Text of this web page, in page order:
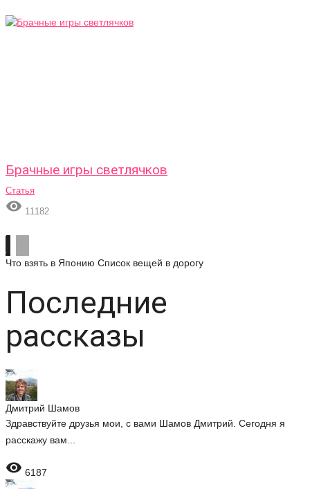
Брачные игры светлячков
Статья
 11182
Что взять в Японию Список вещей в дорогу
Последние
рассказы
Дмитрий Шамов
Здравствуйте друзья мои, с вами Шамов Дмитрий. Сегодня я
расскажу вам...
 6187